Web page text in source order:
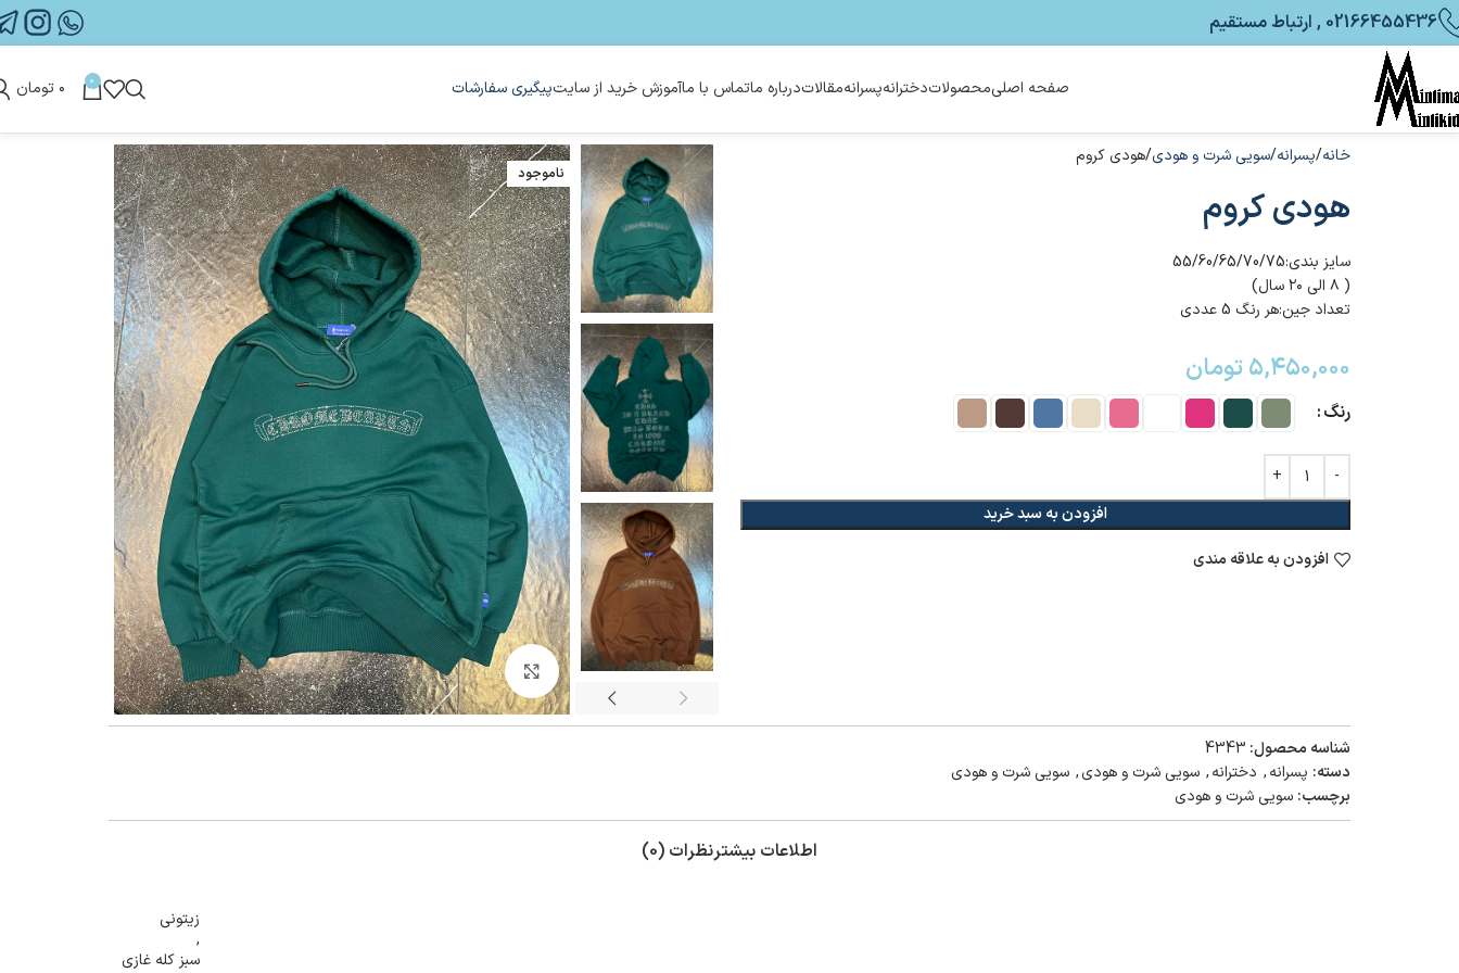
02166455436 , ارتباط مستقیم
صفحه اصلیمحصولاتدخترانهپسرانهمقالاتدرباره ماتماس با ماآموزش خرید از سایتپیگیری سفارشات 0 ۰ تومان
خانه پسرانه سویی شرت و هودی هودی کروم
هودی کروم
سایز بندی:55/60/65/70/75
( ۸ الی ۲۰ سال)
تعداد جین:هر رنگ 5 عددی
۵,۴۵۰,۰۰۰تومان
رنگ
افزودن به سبد خرید
افزودن به علاقه مندی
ناموجود
بزرگنمایی تصویر
شناسه محصول: 4343
دسته: پسرانه, دخترانه, سویی شرت و هودی, سویی شرت و هودی
برچسب: سویی شرت و هودی
اطلاعات بیشترنظرات (0)
زیتونی
,
سبز کله غازی